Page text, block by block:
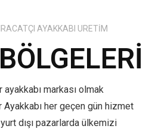
AYAKKABI ÜRETIM
ayakkabı markası olmak
Ayakkabı her geçen gün hizmet
dışı pazarlarda ülkemizi